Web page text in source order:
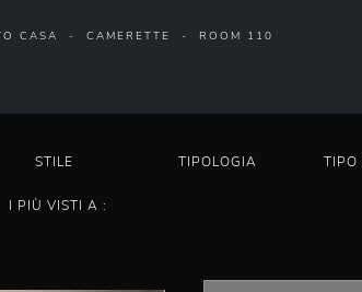
CASA - CAMERETTE - ROOM 110
STILE TIPOLOGIA TIPO
I PIÙ VISTI A :